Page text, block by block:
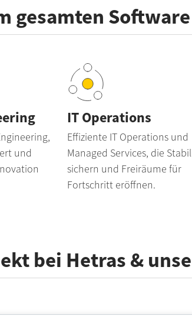
gesamten Software
und
IT Operations
Effiziente IT Operations und
Managed Services, die
sichern und Freiräume für
Fortschritt eröffnen.
bei Hetras &